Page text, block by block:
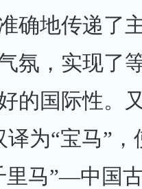
确地传递了
氛，实现了
的国际性。
译为“宝马”
里马”—中国